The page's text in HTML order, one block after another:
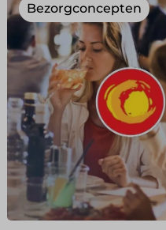
Bezorgconcepten